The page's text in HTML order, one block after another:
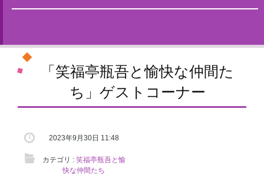
「笑福亭瓶吾と愉快な仲間た
ち」ゲストコーナー
2023年9月30日 11:48
カテゴリ : 笑福亭瓶吾と愉
快な仲間たち